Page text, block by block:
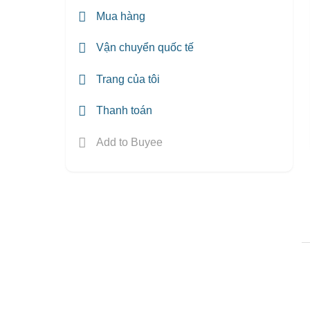
Mua hàng
Vận chuyển quốc tế
Trang của tôi
Thanh toán
Add to Buyee